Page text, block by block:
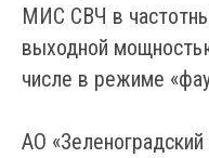
МИС СВЧ в
выходной
числе в режиме
АО «Зеленоградский